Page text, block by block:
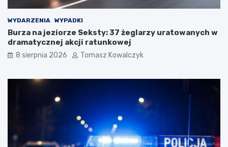
WYDARZENIA WYPADKI
Burza na jeziorze Seksty: 37 żeglarzy uratowanych w
dramatycznej akcji ratunkowej
8 sierpnia 2026 Tomasz Kowalczyk